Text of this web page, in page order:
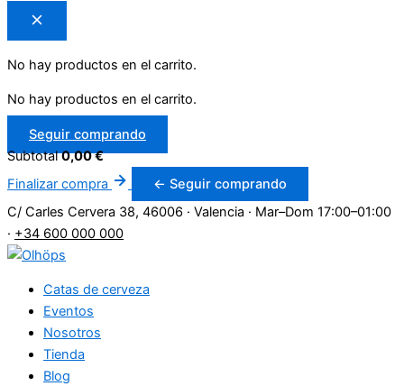
No hay productos en el carrito.
No hay productos en el carrito.
Seguir comprando
Subtotal 0,00€
Finalizar compra
← Seguir comprando
C/ Carles Cervera 38, 46006 · Valencia · Mar–Dom 17:00–01:00
· +34 600 000 000
Catas de cerveza
Eventos
Nosotros
Tienda
Blog